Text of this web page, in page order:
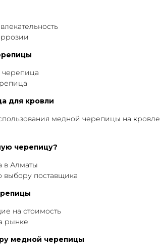
черепица
для кровли
медной черепицы на кровле
черепицу?
в Алматы
поставщика
на стоимость
рынке
медной черепицы